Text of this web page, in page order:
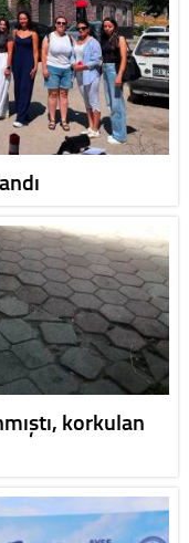
korkulan